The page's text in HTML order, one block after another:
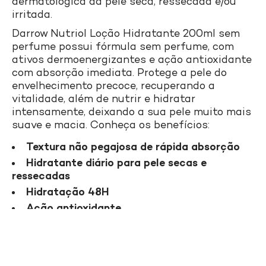
irritada.
Darrow Nutriol Loção Hidratante 200ml sem
perfume possui fórmula sem perfume, com
ativos dermoenergizantes e ação antioxidante
com absorção imediata. Protege a pele do
envelhecimento precoce, recuperando a
vitalidade, além de nutrir e hidratar
intensamente, deixando a sua pele muito mais
suave e macia. Conheça os benefícios:
Textura não pegajosa de rápida absorção
Hidratante diário para pele secas e
ressecadas
Hidratação 48H
Ação antioxidante